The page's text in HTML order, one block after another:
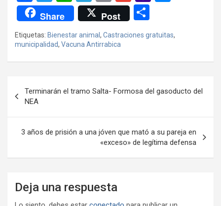
a
ce
b
o
k
wi
tt
er
h
at
s
A
p
el
e
gr
a
m
ail
m
ail
o
o
ail
n
g
Share Post
o
m
p
tir
Etiquetas: Bienestar animal , Castraciones gratuitas,
municipalidad, Vacuna Antirrabica
de
entradas
Terminarán el tramo Salta- Formosa del gasoducto del
NEA
3 años de prisión a una jóven que mató a su pareja en
«exceso» de legítima defensa
Deja una respuesta